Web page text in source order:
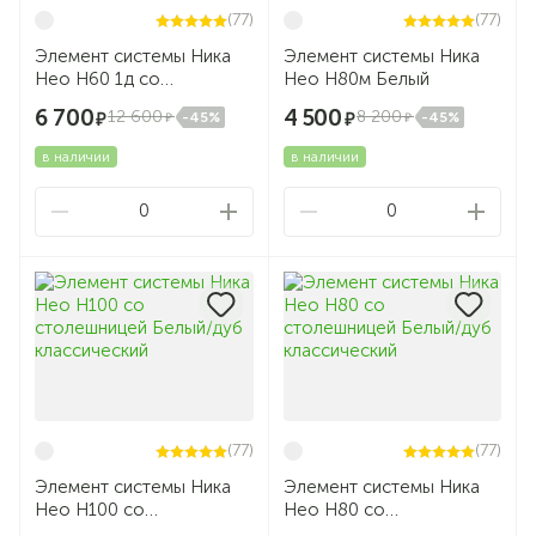
(77)
Элемент системы Ника
Нео Н60 1д со
столешницей Белый/дуб
классический
6 700 12 600 -45%
в наличии
0
(77)
Элемент системы Ника
Нео Н80м Белый
4 500 8 200 -45%
в наличии
0
(77)
Элемент системы Ника
Нео Н100 со
(77)
Элемент системы Ника
Нео Н80 со